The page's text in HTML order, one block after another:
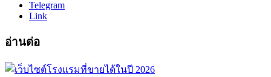
Telegram
Link
อ่านต่อ